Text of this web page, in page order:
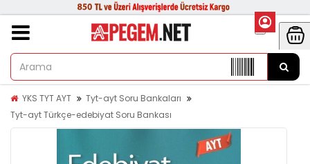
YKS TYT AYT
Tyt-ayt Soru Bankaları
Tyt-ayt Türkçe-edebiyat Soru Bankası